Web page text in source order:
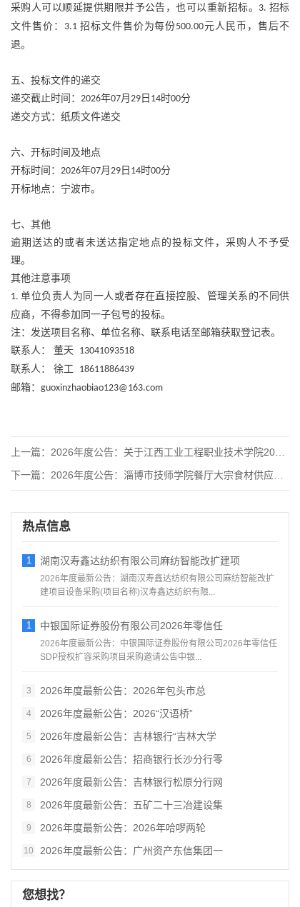
采购人可以顺延提供期限并予公告，也可以重新招标。 3. 招标
文件售价： 3.1 招标文件售价为每份500.00元人民币，售后不
退。
五、投标文件的递交
递交截止时间： 2026年07月 29 日 14时00分
递交方式：纸质文件递交
六、开标时间及地点
开标时间： 2026年07月 29 日 14时00分
开标地点：宁波市。
七、其他
逾期送达的或者未送达指定地点的投标文件，采购人不予受
理。
其他注意事项
1.单位负责人为同一人或者存在直接控股、管理关系的不同供
应商，不得参加同一子包号的投标。
注：发送项目名称、单位名称、联系电话至邮箱获取登记表。
联系人：
董天 13041093518
联系人：
徐工
18611886439
邮箱： guoxinzhaobiao123@163.com
上一篇： 2026年度公告：关于江西工业工程职业技术学院2026年日杂
下一篇： 2026年度公告：淄博市技师学院餐厅大宗食材供应商招标采购项
热点信息
1 湖南汉寿鑫达纺织有限公司麻纺智能改扩建项
2026年度最新公告：湖南汉寿鑫达纺织有限公司麻纺智能改扩
建项目设备采购(项目名称)汉寿鑫达纺织有限...
1 中银国际证券股份有限公司2026年零信任
2026年度最新公告：中银国际证券股份有限公司2026年零信任
SDP授权扩容采购项目采购邀请公告中银...
3 2026年度最新公告：2026年包头市总
4 2026年度最新公告：2026“汉语桥”
5 2026年度最新公告：吉林银行“吉林大学
6 2026年度最新公告：招商银行长沙分行零
7 2026年度最新公告：吉林银行松原分行网
8 2026年度最新公告：五矿二十三冶建设集
9 2026年度最新公告：2026年哈啰两轮
10 2026年度最新公告：广州资产东信集团一
您想找？